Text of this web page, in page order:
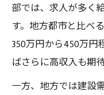
部では、求人が多く
す。地方都市と比べ
350万円から450万円
ばさらに高収入も期
一方、地方では建設